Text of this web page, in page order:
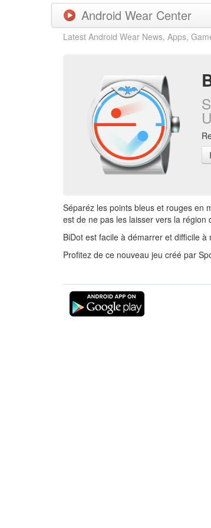
Android Wear Center
Latest Android Wear News, Apps,
Séparéz les points bleus et rouges en
est de ne pas les laisser vers la région
BiDot est facile à démarrer et difficile à
Profitez de ce nouveau jeu créé par